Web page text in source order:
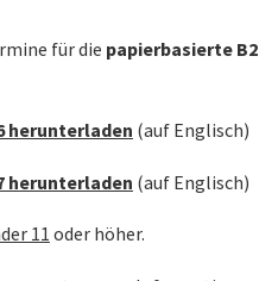
für die papierbasierte B2
herunterladen (auf Englisch)
herunterladen (auf Englisch)
11oder höher.